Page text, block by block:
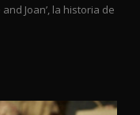
Joan’, la historia de